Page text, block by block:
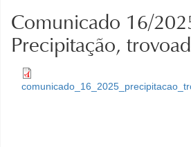
Comunicado 16/
Precipitação,